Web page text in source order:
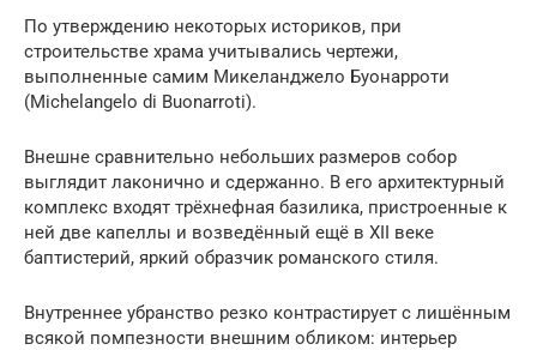
По утверждению некоторых историков, при
строительстве храма учитывались чертежи,
выполненные самим Микеланджело Буонарроти
(Michelangelo di Buonarroti).
Внешне сравнительно небольших размеров собор
выглядит лаконично и сдержанно. В его архитектурный
комплекс входят трёхнефная базилика, пристроенные к
ней две капеллы и возведённый ещё в XII веке
баптистерий, яркий образчик романского стиля.
Внутреннее убранство резко контрастирует с лишённым
всякой помпезности внешним обликом: интерьер